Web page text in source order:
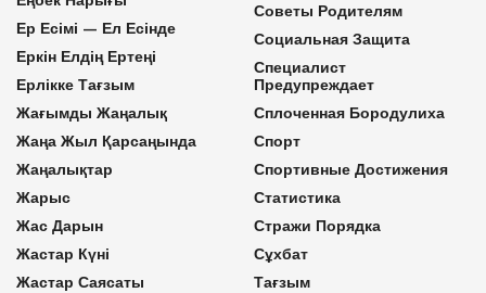
Ер Есімі — Ел Есінде
Еркін Елдің Ертеңі
Ерлікке Тағзым
Жағымды Жаңалық
Жаңа Жыл Қарсаңында
Жаңалықтар
Жарыс
Жас Дарын
Жастар Күні
Жастар Саясаты
Советы Родителям
Социальная Защита
Специалист
Предупреждает
Сплоченная Бородулиха
Спорт
Спортивные Достижения
Статистика
Стражи Порядка
Сұхбат
Тағзым